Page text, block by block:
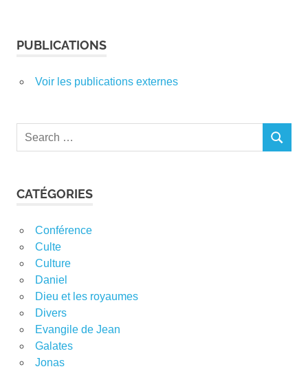
PUBLICATIONS
Voir les publications externes
Search
SEARCH
CATÉGORIES
Conférence
Culte
Culture
Daniel
Dieu et les royaumes
Divers
Evangile de Jean
Galates
Jonas